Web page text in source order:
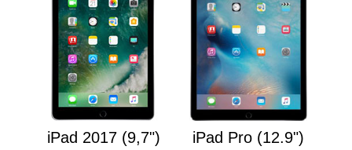
iPad 2017 (9,7") iPad Pro (12.9")